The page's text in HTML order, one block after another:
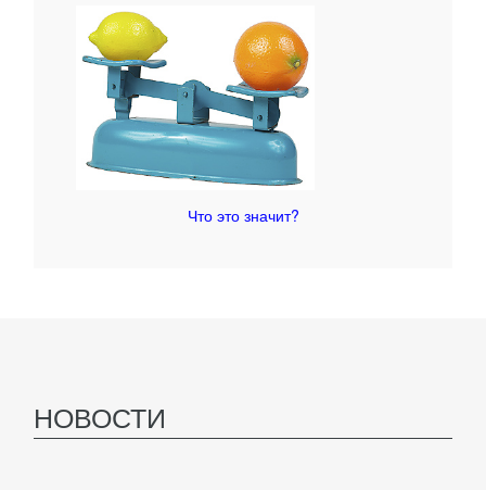
Что это значит?
НОВОСТИ